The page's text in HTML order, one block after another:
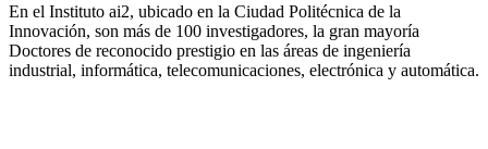
En el Instituto ai2, ubicado en la Ciudad Politécnica de la
Innovación, son más de 100 investigadores, la gran mayoría
Doctores de reconocido prestigio en las áreas de ingeniería
industrial, informática, telecomunicaciones, electrónica y automática.